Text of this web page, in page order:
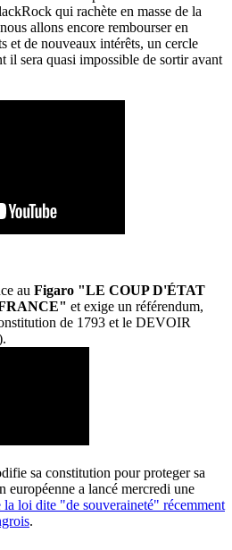
qui rachète en masse de la
allons encore rembourser en
et de nouveaux intérêts, un cercle
il sera quasi impossible de sortir avant
au Figaro "LE COUP D'ÉTAT
et exige un référendum,
de 1793 et le DEVOIR
sa constitution pour proteger sa
européenne a lancé mercredi une
loi dite "de souveraineté" récemment
.